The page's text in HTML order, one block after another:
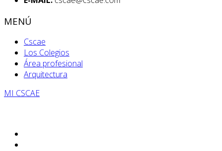
MENÚ
Cscae
Los Colegios
Área profesional
Arquitectura
MI CSCAE